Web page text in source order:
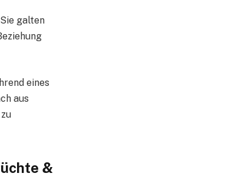
galten
eines
aus
&